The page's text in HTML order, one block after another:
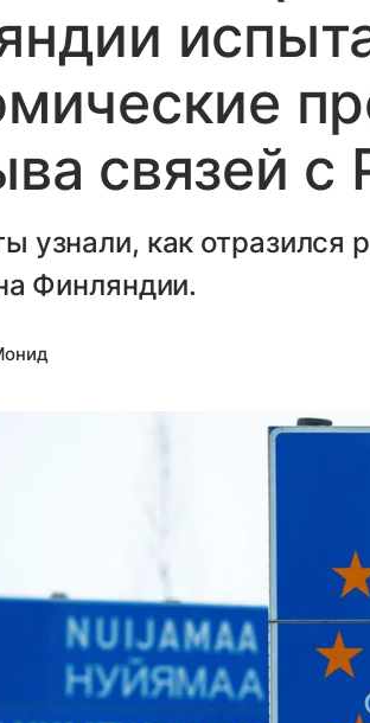
связей с
узнали, как отразился
Финляндии.